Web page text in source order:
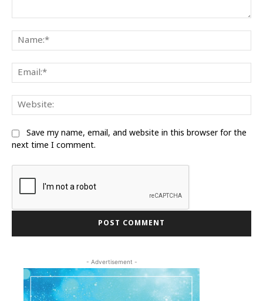
Save my name, email, and website in this browser for the
next time I comment.
- Advertisement -